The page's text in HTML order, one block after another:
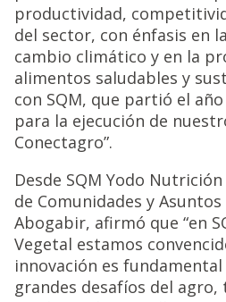
productividad,
del sector, con énfasis en
cambio climático y en la
alimentos saludables y
con SQM, que partió el
para la ejecución de
Conectagro”.
Desde SQM Yodo
de Comunidades y
Abogabir, afirmó que “en
Vegetal estamos
innovación es
grandes desafíos del